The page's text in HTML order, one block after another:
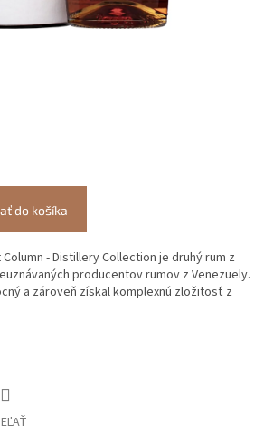
do košíka
- Distillery Collection je druhý rum z
producentov rumov z Venezuely.
a zároveň získal komplexnú zložitosť z